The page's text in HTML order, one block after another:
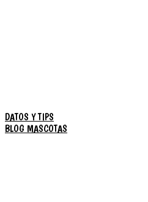
DATOS Y TIPS
BLOG MASCOTAS